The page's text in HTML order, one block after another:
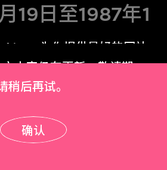
19日至1987年1
」为你提供最好的网站
明白
内容仍在更新，敬请期
确认
稍后再试。
确认